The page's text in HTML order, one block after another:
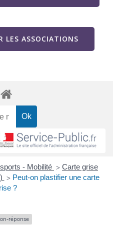
LES ASSOCIATIONS
- Mobilité > Carte grise
> Peut-on plastifier une carte
?
réponse